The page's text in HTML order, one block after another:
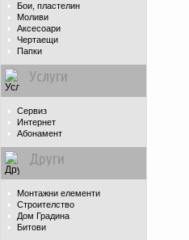
Бои, пластелин
Моливи
Аксесоари
Чертаещи
Папки
Услуги
Сервиз
Интернет
Абонамент
Други
Монтажни елементи
Строителство
Дом Градина
Битови